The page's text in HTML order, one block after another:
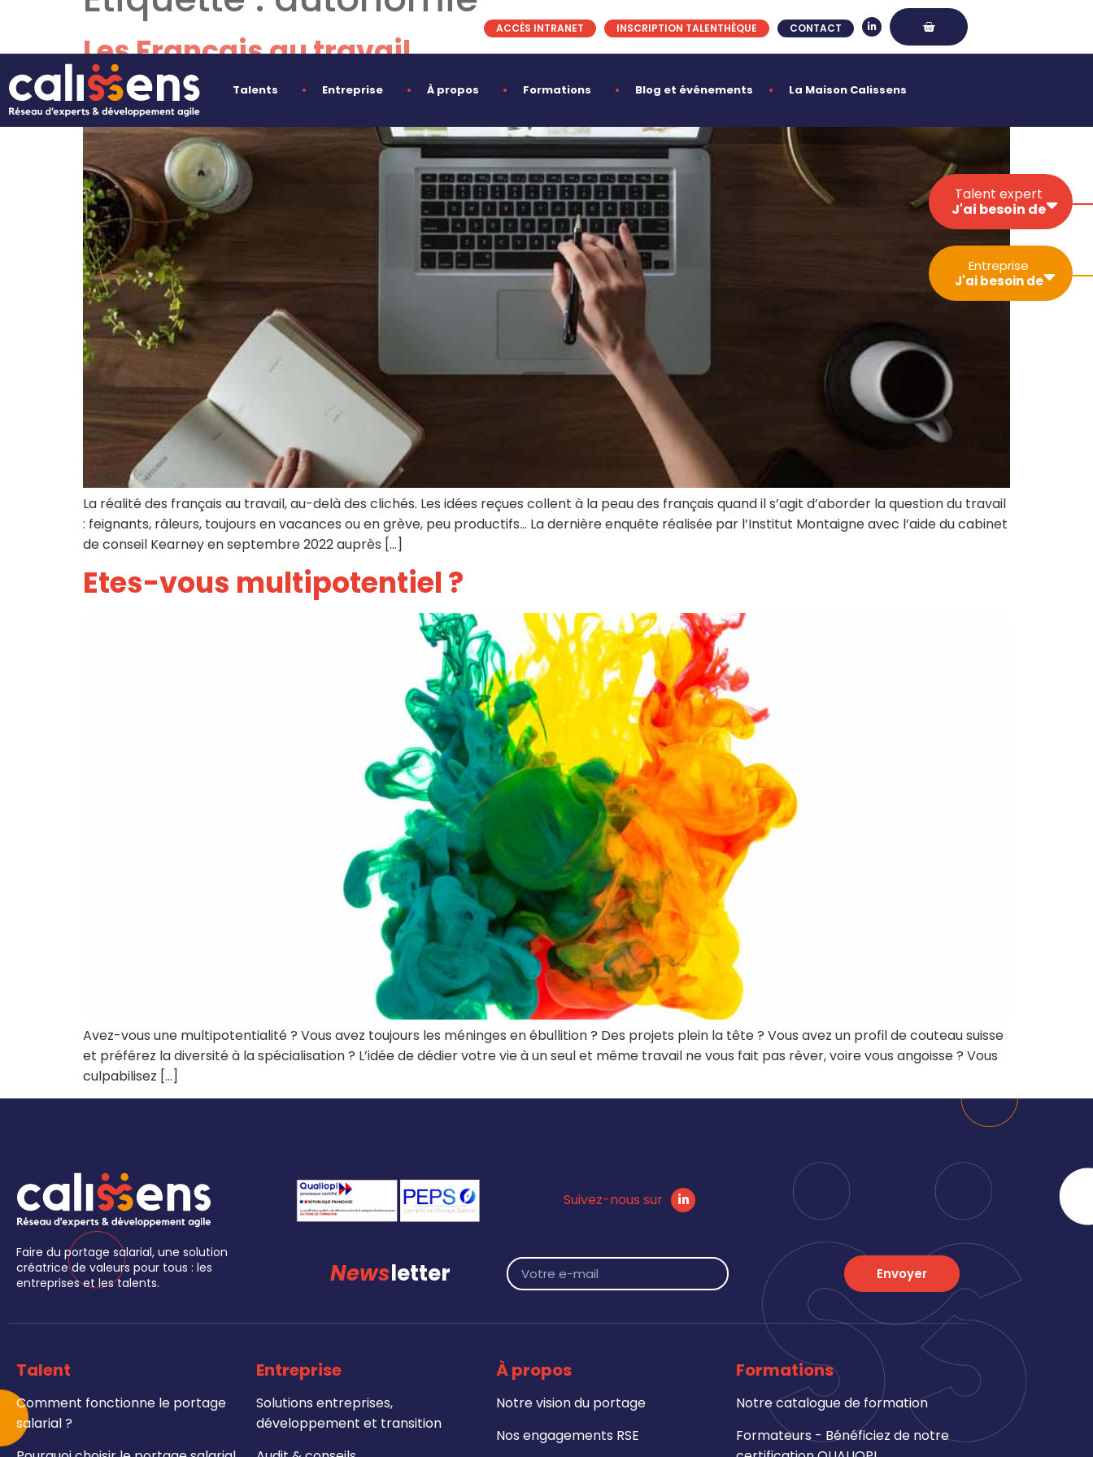
ACCÈS INTRANET INSCRIPTION TALENTHÈQUE CONTACT
Talents Entreprise À propos Formations Blog et événements La Maison Calissens
Talent expert
J'ai besoin de
Développer ma
visibilité
Sécuriser mon
Rejoindre un
réseau
Entreprise
J'ai besoin de
Former ou
coacher mes
équipes
Les Français au travail
La réalité des français au travail, au-delà des clichés. Les idées reçues collent à la peau des français quand il s’agit d’aborder la question du travail
: feignants, râleurs, toujours en vacances ou en grève, peu productifs… La dernière enquête réalisée par l’Institut Montaigne avec l’aide du cabinet
de conseil Kearney en septembre 2022 auprès […]
Etes-vous multipotentiel ?
Avez-vous une multipotentialité ? Vous avez toujours les méninges en ébullition ? Des projets plein la tête ? Vous avez un profil de couteau suisse
et préférez la diversité à la spécialisation ? L’idée de dédier votre vie à un seul et même travail ne vous fait pas rêver, voire vous angoisse ? Vous
culpabilisez […]
Suivez-nous sur
Faire du portage salarial, une solution
créatrice de valeurs pour tous : les
entreprises et les talents.
Newsletter Envoyer
Talent
Comment fonctionne le portage
salarial ?
Entreprise
Solutions entreprises,
développement et transition
À propos
Notre vision du portage
Nos engagements RSE
Formations
Notre catalogue de formation
Formateurs - Bénéficiez de notre